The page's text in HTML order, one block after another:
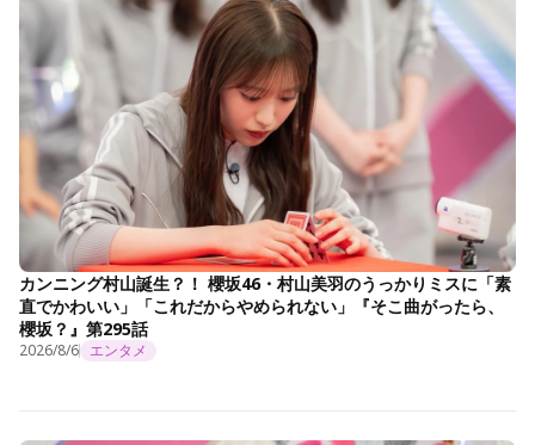
カンニング村山誕生？！ 櫻坂46・村山美羽のうっかりミスに「素
直でかわいい」「これだからやめられない」『そこ曲がったら、
櫻坂？』第295話
2026/8/6 エンタメ